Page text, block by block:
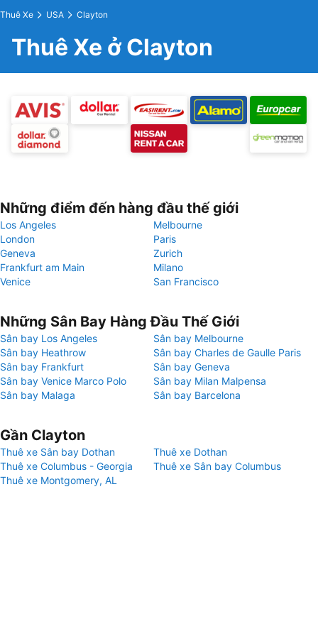
Thuê Xe USA Clayton
Thuê Xe ở Clayton
Những điểm đến hàng đầu thế giới
Los Angeles
Melbourne
London
Paris
Geneva
Zurich
Frankfurt am Main
Milano
Venice
San Francisco
Những Sân Bay Hàng Đầu Thế Giới
Sân bay Los Angeles
Sân bay Melbourne
Sân bay Heathrow
Sân bay Charles de Gaulle Paris
Sân bay Frankfurt
Sân bay Geneva
Sân bay Venice Marco Polo
Sân bay Milan Malpensa
Sân bay Malaga
Sân bay Barcelona
Gần Clayton
Thuê xe Sân bay Dothan
Thuê xe Dothan
Thuê xe Columbus - Georgia
Thuê xe Sân bay Columbus
Thuê xe Montgomery, AL